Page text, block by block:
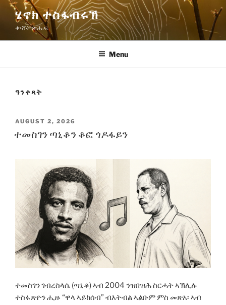
Skip
content
ሄኖክ ተስፋብሩኽ
ቍሸት ጽሑፍ
Menu
ዓንቀጻት
POSTED
AUGUST 2, 2026
ተመስገን ጣኒቆን ቆፎ ጎዶፋይን
ተመስገን ገብረስላሴ (ጣኒቆ) ኣብ 2004 ንዝበዝሕ ስርሓት ኣኽሊሉ
ተስፋጽዮን ሒዙ “ዋላ ኣይከሰብ” ብእትብል ኣልቡም ምስ መጽአ፡ ኣብ